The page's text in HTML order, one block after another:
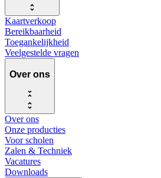
Kaartverkoop
Bereikbaarheid
Toegankelijkheid
Veelgestelde vragen
Over ons
Over ons
Onze producties
Voor scholen
Zalen & Techniek
Vacatures
Downloads